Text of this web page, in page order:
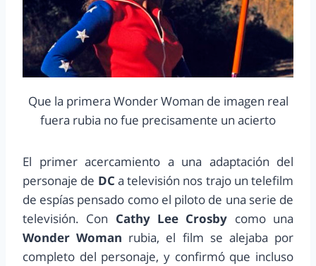
Que la primera Wonder Woman de imagen real
fuera rubia no fue precisamente un acierto
El primer acercamiento a una adaptación del
personaje de DC a televisión nos trajo un telefilm
de espías pensado como el piloto de una serie de
televisión. Con Cathy Lee Crosby como una
Wonder Woman rubia, el film se alejaba por
completo del personaje, y confirmó que incluso